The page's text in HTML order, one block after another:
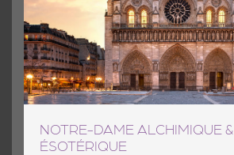
NOTRE-DAME ALCHIMIQUE &
ÉSOTÉRIQUE